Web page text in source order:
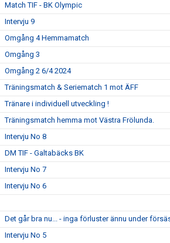
Match TIF - BK Olympic
Intervju 9
Omgång 4 Hemmamatch
Omgång 3
Omgång 2 6/4 2024
Träningsmatch & Seriematch 1 mot ÄFF
Tränare i individuell utveckling !
Träningsmatch hemma mot Västra Frölunda.
Intervju No 8
DM TIF - Galtabäcks BK
Intervju No 7
Intervju No 6
Det går bra nu... - inga förluster ännu under
Intervju No 5